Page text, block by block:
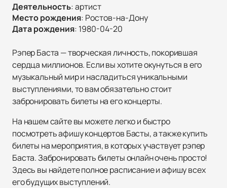
Деятельность:артист
Место рождения: Ростов-на-Дону
Дата рождения: 1980-04-20
Рэпер Баста — творческая личность, покорившая
сердца миллионов. Если вы хотите окунуться в его
музыкальный мир и насладиться уникальными
выступлениями, то вам обязательно стоит
забронировать билеты на его концерты.
На нашем сайте вы можете легко и быстро
посмотреть афишу концертов Басты, а также купить
билеты на мероприятия, в которых участвует рэпер
Баста. Забронировать билеты онлайн очень просто!
Здесь вы найдете полное расписание и афишу всех
его будущих выступлений.